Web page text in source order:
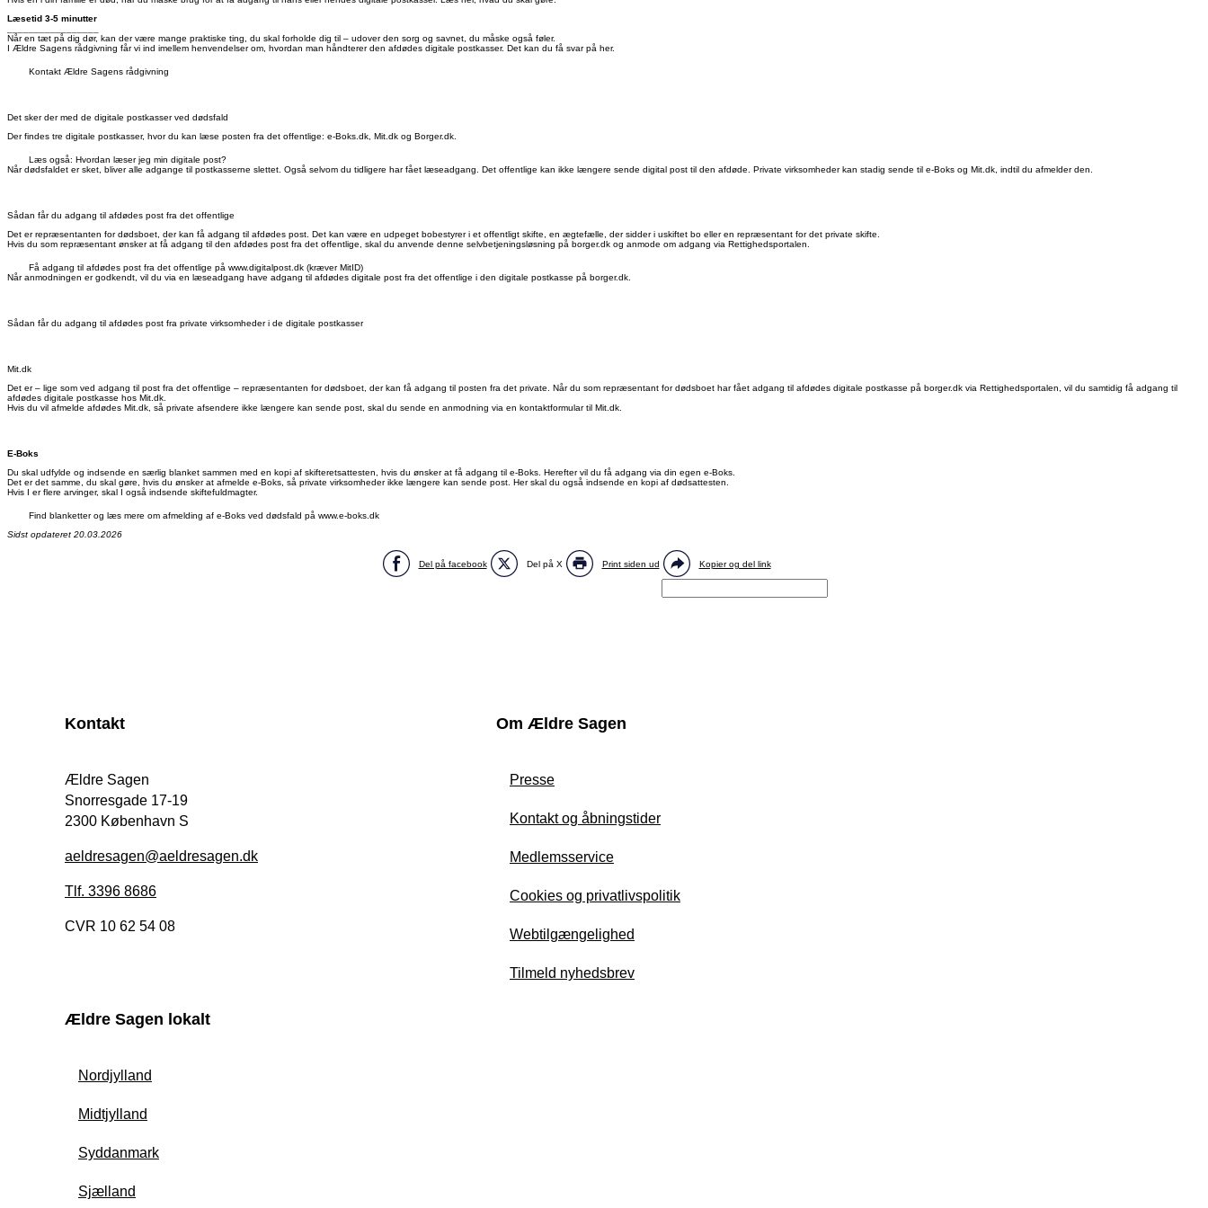
Læsetid 3-5 minutter
Når en tæt på dig dør, kan der være mange praktiske ting, du skal forholde dig til – udover den sorg og savnet, du måske også føler.
I Ældre Sagens rådgivning får vi ind imellem henvendelser om, hvordan man håndterer den afdødes digitale postkasser. Det kan du få svar på her.
Kontakt Ældre Sagens rådgivning
Det sker der med de digitale postkasser ved dødsfald
Der findes tre digitale postkasser, hvor du kan læse posten fra det offentlige: e-Boks.dk, Mit.dk og Borger.dk.
Læs også: Hvordan læser jeg min digitale post?
Når dødsfaldet er sket, bliver alle adgange til postkasserne slettet. Også selvom du tidligere har fået læseadgang. Det offentlige kan ikke længere sende digital post til den afdøde. Private virksomheder kan stadig sende til e-Boks og Mit.dk, indtil du afmelder den.
Sådan får du adgang til afdødes post fra det offentlige
Det er repræsentanten for dødsboet, der kan få adgang til afdødes post. Det kan være en udpeget bobestyrer i et offentligt skifte, en ægtefælle, der sidder i uskiftet bo eller en repræsentant for det private skifte.
Hvis du som repræsentant ønsker at få adgang til den afdødes post fra det offentlige, skal du anvende denne selvbetjeningsløsning på borger.dk og anmode om adgang via Rettighedsportalen.
Få adgang til afdødes post fra det offentlige på www.digitalpost.dk (kræver MitID)
Når anmodningen er godkendt, vil du via en læseadgang have adgang til afdødes digitale post fra det offentlige i den digitale postkasse på borger.dk.
Sådan får du adgang til afdødes post fra private virksomheder i de digitale postkasser
Mit.dk
Det er – lige som ved adgang til post fra det offentlige – repræsentanten for dødsboet, der kan få adgang til posten fra det private. Når du som repræsentant for dødsboet har fået adgang til afdødes digitale postkasse på borger.dk via Rettighedsportalen, vil du samtidig få adgang til
afdødes digitale postkasse hos Mit.dk.
Hvis du vil afmelde afdødes Mit.dk, så private afsendere ikke længere kan sende post, skal du sende en anmodning via en kontaktformular til Mit.dk.
E-Boks
Du skal udfylde og indsende en særlig blanket sammen med en kopi af skifteretsattesten, hvis du ønsker at få adgang til e-Boks. Herefter vil du få adgang via din egen e-Boks.
Det er det samme, du skal gøre, hvis du ønsker at afmelde e-Boks, så private virksomheder ikke længere kan sende post. Her skal du også indsende en kopi af dødsattesten.
Hvis I er flere arvinger, skal I også indsende skiftefuldmagter.
Find blanketter og læs mere om afmelding af e-Boks ved dødsfald på www.e-boks.dk
Sidst opdateret 20.03.2026
Del på facebook Del på X Print siden ud Kopier og del link
Kontakt
Ældre Sagen
Snorresgade 17-19
2300 København S
aeldresagen@aeldresagen.dk
Tlf. 3396 8686
CVR 10 62 54 08
Om Ældre Sagen
Presse
Kontakt og åbningstider
Medlemsservice
Cookies og privatlivspolitik
Webtilgængelighed
Tilmeld nyhedsbrev
Ældre Sagen lokalt
Nordjylland
Midtjylland
Syddanmark
Sjælland